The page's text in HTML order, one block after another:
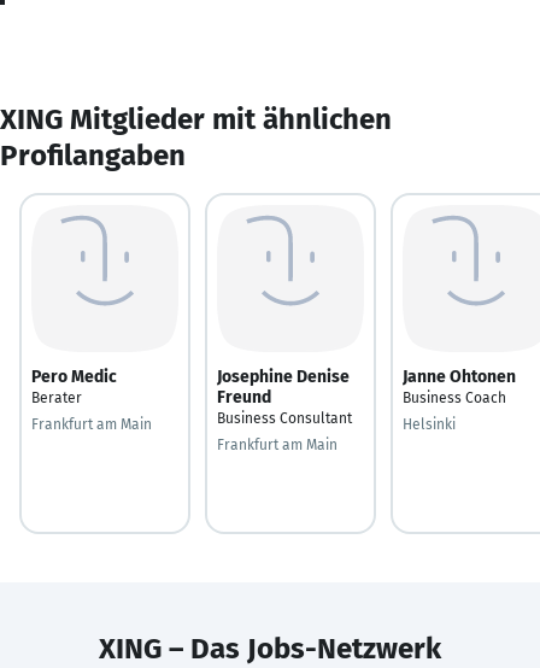
XING Mitglieder mit ähnlichen
Profilangaben
Pero Medic
Berater
Frankfurt am Main
Josephine Denise
Freund
Business Consultant
Frankfurt am Main
Janne Ohtonen
Business Coach
Helsinki
XING – Das Jobs-Netzwerk